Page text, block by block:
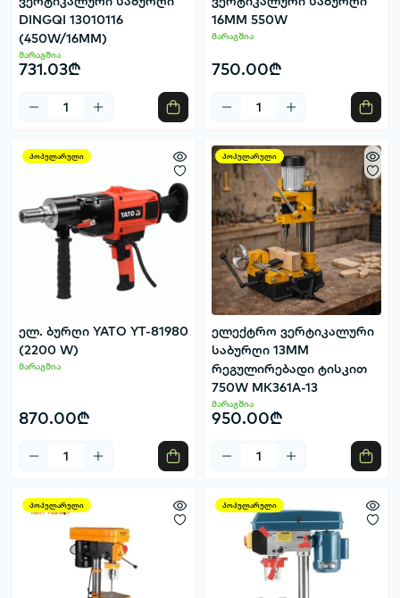
DINGQI 13010116
(450W/16MM)
მარაგშია
731.03₾
16MM 550W
მარაგშია
750.00₾
პოპულარული
ელ. ბურღი YATO YT-81980
(2200 W)
მარაგშია
870.00₾
პოპულარული
ელექტრო ვერტიკალური
საბურღი 13MM
რეგულირებადი ტისკით
750W MK361A-13
მარაგშია
950.00₾
პოპულარული პოპულარული